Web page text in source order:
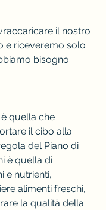
e riceveremo solo
bisogno.
quella che
il cibo alla
del Piano di
è quella di
e nutrienti,
alimenti freschi,
la qualità della